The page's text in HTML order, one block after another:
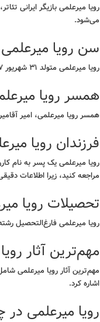
رویا میرعلمی بازیگر ایرانی
می‌شود.
سن رویا
رویا میرعلمی متولد ۳۱ شهریور ۱۳۵۷ است.
همسر رویا
همسر رویا میرعلمی، امیر
فرزندان رویا
رویا میرعلمی یک پسر به نام
مراجعه کنید، زیرا اطلاعات
تحصیلات رویا
رویا میرعلمی فارغ‌التحصیل
مهم‌ترین آثار
مهم‌ترین آثار رویا میرعلمی
اشاره کرد.
رویا میرعلمی